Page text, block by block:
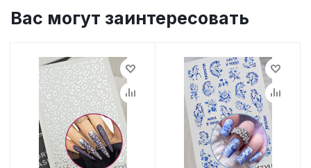
Вас могут заинтересовать